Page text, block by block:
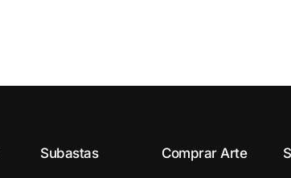
Subastas Comprar Arte